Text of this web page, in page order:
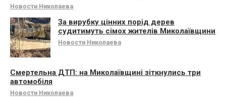
Новости Николаева
За вирубку цінних порід дерев
судитимуть сімох жителів Миколаївщини
Новости Николаева
Смертельна ДТП: на Миколаївщині зіткнулись три
автомобіля
Новости Николаева